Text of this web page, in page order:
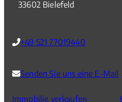
33602 Bielefeld
+49 521 77019440
Senden Sie uns eine E-Mail
Immobilie verkaufen